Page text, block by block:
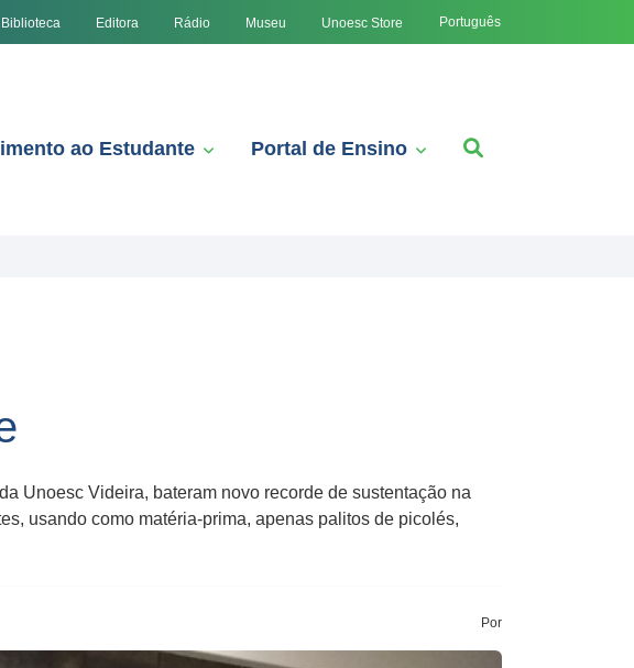
Biblioteca Editora Rádio Museu Unoesc Store Português
ao Estudante Portal de Ensino
Unoesc Videira, bateram novo recorde de sustentação na
usando como matéria-prima, apenas palitos de picolés,
Por